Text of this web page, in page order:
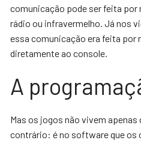
comunicação pode ser feita por
rádio ou infravermelho. Já nos
essa comunicação era feita por
diretamente ao console.
A
Mas os jogos não vivem apenas
contrário: é no software que os